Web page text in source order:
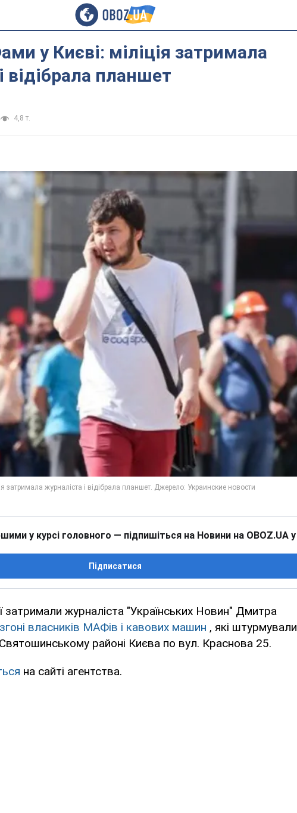
у Києві: міліція затримала
відібрала планшет
4,8 т.
у курсі головного — підпишіться на Новини на OBOZ.UA у
Підписатися
затримали журналіста "Українських Новин" Дмитра
власників МАФів і кавових машин , які штурмували
районі Києва по вул. Краснова 25.
на сайті агентства.